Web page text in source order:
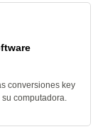
conversiones key
computadora.